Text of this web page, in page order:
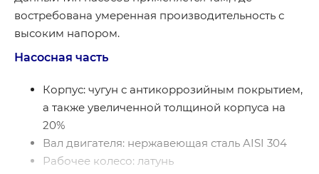
востребована умеренная производительность с
высоким напором.
Насосная часть
Корпус: чугун с антикоррозийным покрытием,
а также увеличенной толщиной корпуса на
20%
Вал двигателя: нержавеющая сталь AISI 304
Рабочее колесо: латунь